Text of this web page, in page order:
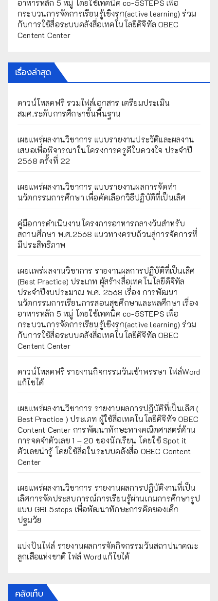
อาหารหลัก 5 หมู่ โดยใช้เทคนิค co-5STEPS เพื่อ
กระบวนการจัดการเรียนรู้เชิงรุก(active learning) ร่วม
กับการใช้สื่อระบบคลังสื่อเทคโนโลยีดิจิทัล OBEC
Centent Center
เรื่องล่าสุด
ดาวน์โหลดฟรี รวมไฟล์เอกสาร เตรียมประเมิน
สมศ.ระดับการศึกษาขั้นพื้นฐาน
เผยแพร่ผลงานวิชาการ แบบรายงานประวัติและผลงาน
เสนอเพื่อพิจารณาในโครงการครูดีในดวงใจ ประจำปี
2568 ครั้งที่ 22
เผยแพร่ผลงานวิชาการ แบบรายงานผลการจัดทำ
นวัตกรรมการศึกษา เพื่อคัดเลือกวิธีปฏิบัติที่เป็นเลิศ
คู่มือการดำเนินงานโครงการอาหารกลางวันสำหรับ
สถานศึกษา พ.ศ.2568 แนวทางครบถ้วนสู่การจัดการที่
มีประสิทธิภาพ
เผยเเพร่ผลงานวิชาการ รายงานผลการปฏิบัติที่เป็นเลิศ
(Best Practice) ประเภท ผู้สร้างสื่อเทคโนโลยีดิจิทัล
ประจำปีงบประมาณ พ.ศ. 2568 เรื่อง การพัฒนา
นวัตกรรมการเรียนการสอนสุขศึกษาและพลศึกษา เรื่อง
อาหารหลัก 5 หมู่ โดยใช้เทคนิค co-5STEPS เพื่อ
กระบวนการจัดการเรียนรู้เชิงรุก(active learning) ร่วม
กับการใช้สื่อระบบคลังสื่อเทคโนโลยีดิจิทัล OBEC
Centent Center
ดาวน์โหลดฟรี รายงานกิจกรรมวันเข้าพรรษา ไฟล์Word
แก้ไขได้
เผยแพร่ผลงานวิชาการ รายงานผลการปฏิบัติที่เป็นเลิศ (
Best Practice ) ประเภท ผู้ใช้สื่อเทคโนโลยีดิจิทัจ OBEC
Content Center การพัฒนาทักษะทางคณิตศาสตร์ด้าน
การจดจำตัวเลข 1 – 20 ของนักเรียน โดยใช้ Spot it
ตัวเลขน่ารู้ โดยใช้สื่อในระบบคลังสื่อ OBEC Content
Center
เผยแพร่ผลงานวิชาการ รายงานผลการปฏิบัติงานที่เป็น
เลิศการจัดประสบการณ์การเรียนรู้ผ่านเกมการศึกษารูป
แบบ GBL5steps เพื่อพัฒนาทักษะการคิดของเด็ก
ปฐมวัย
แบ่งปันไฟล์ รายงานผลการจัดกิจกรรมวันสถาปนาคณะ
ลูกเสือแห่งชาติ ไฟล์ Word แก้ไขได้
คลังเก็บ